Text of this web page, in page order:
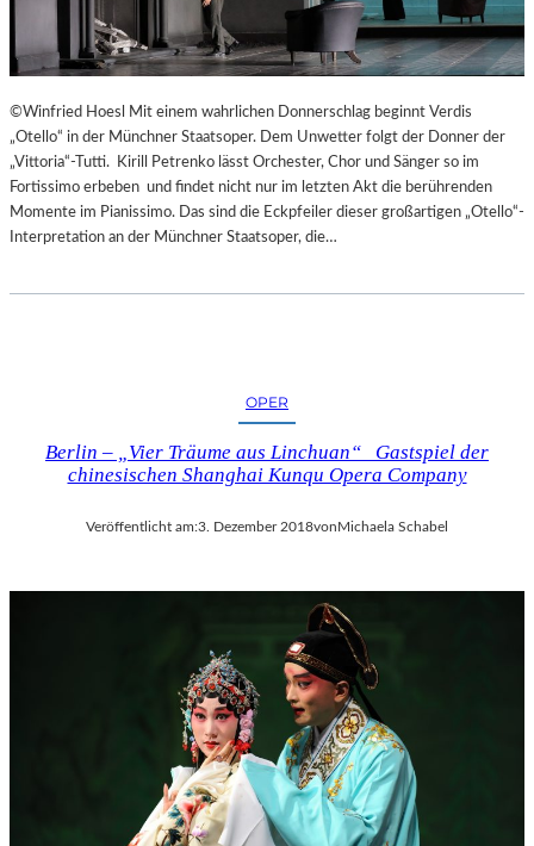
©Winfried Hoesl Mit einem wahrlichen Donnerschlag beginnt Verdis
„Otello“ in der Münchner Staatsoper. Dem Unwetter folgt der Donner der
„Vittoria“-Tutti. Kirill Petrenko lässt Orchester, Chor und Sänger so im
Fortissimo erbeben und findet nicht nur im letzten Akt die berührenden
Momente im Pianissimo. Das sind die Eckpfeiler dieser großartigen „Otello“-
Interpretation an der Münchner Staatsoper, die…
OPER
Berlin – „Vier Träume aus Linchuan“ Gastspiel der
chinesischen Shanghai Kunqu Opera Company
Veröffentlicht am:3. Dezember 2018von Michaela Schabel